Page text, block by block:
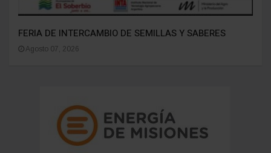
FERIA DE INTERCAMBIO DE SEMILLAS Y SABERES
Agosto 07, 2026